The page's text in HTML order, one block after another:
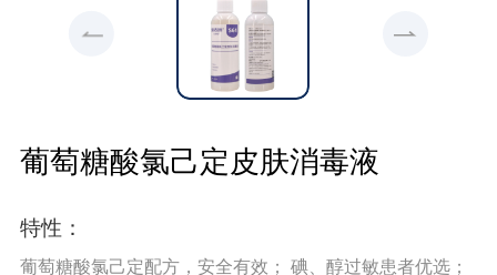
葡萄糖酸氯己定皮肤消毒液
特性：
葡萄糖酸氯己定配方，安全有效； 碘、醇过敏患者优选；